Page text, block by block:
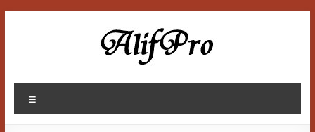
Alif
Properti